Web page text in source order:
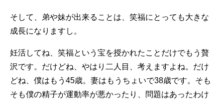
そして、弟や妹が出来ることは、笑福にとっても大きな
成長になりますし。
妊活してね、笑福という宝を授かれたことだけでもう贅
沢です。だけどね、やはり二人目、考えますよね。だけ
どね、僕はもう45歳。妻はもうちょいで38歳です。そも
そも僕の精子が運動率が悪かったり、問題はあったわけ